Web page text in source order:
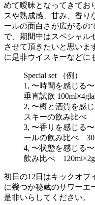
めて曖昧となってきてお
スや熟成感、甘み、香り
ールの面白さが広がるの
で、期間中はスペシャル
させて頂きたいと思いま
に是非ウイスキーなどに
Special set （例）
1, 〜時間を感じる
垂直試飲
2, 〜樽と酒質を感
スキーの飲み比べ
3, 〜香りを感じる
ールの飲み比べ
4, 〜状態を感じる
飲み比べ
初日の12日はキックオフ
に幾つか秘蔵のサワーエ
是非いらしてください。